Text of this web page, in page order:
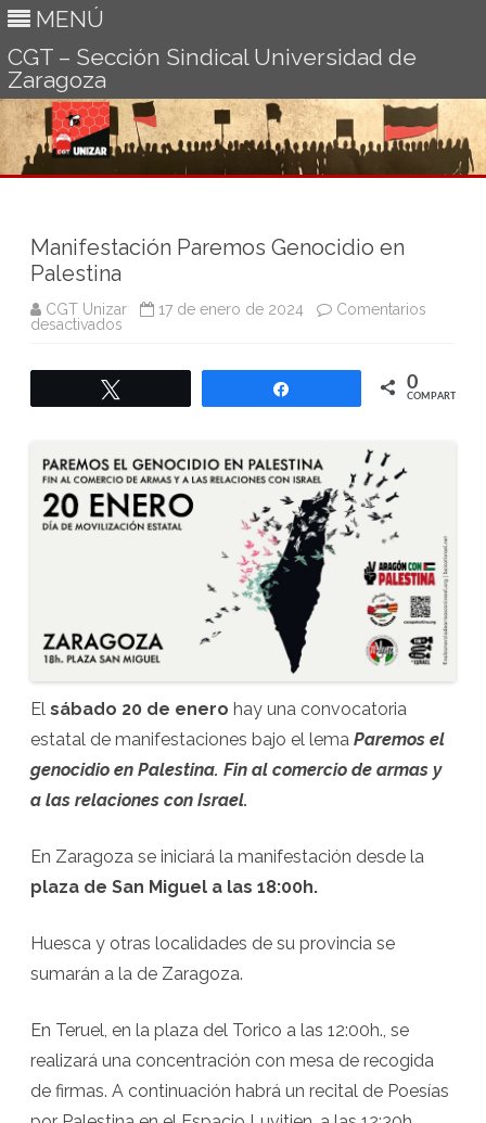
MENÚ
CGT – Sección Sindical Universidad de
Zaragoza
Manifestación Paremos Genocidio en
Palestina
CGT Unizar 17 de enero de 2024
Comentarios
desactivados
Genocidio
0
COMPARTIR
El sábado 20 de enero hay una convocatoria
estatal de manifestaciones bajo el lema Paremos el
genocidio en Palestina. Fin al comercio de armas y
a las relaciones con Israel.
En Zaragoza se iniciará la manifestación desde la
plaza de San Miguel a las 18:00h.
Huesca y otras localidades de su provincia se
sumarán a la de Zaragoza.
En Teruel, en la plaza del Torico a las 12:00h., se
realizará una concentración con mesa de recogida
de firmas. A continuación habrá un recital de Poesías